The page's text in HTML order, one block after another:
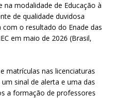
na modalidade de Educação à
de qualidade duvidosa
o resultado do Enade das
em maio de 2026 (Brasil,
matrículas nas licenciaturas
sinal de alerta e uma das
a formação de professores